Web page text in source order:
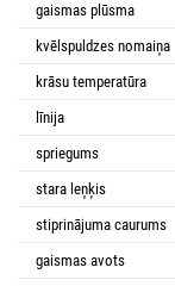
gaismas plūsma
kvēlspuldzes nomaiņa
krāsu temperatūra
līnija
spriegums
stara leņķis
stiprinājuma caurums
gaismas avots